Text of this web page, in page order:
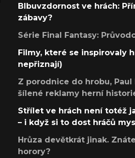
Blbuvzdornost ve hrách:
zábavy?
Série Final Fantasy:
Filmy, které se inspirovaly
nepřiznají)
Z porodnice do hrobu,
šílené reklamy herní
Střílet ve hrách není totéž
– i když si to dost hráčů
Hrůza devětkrát jinak.
horory?